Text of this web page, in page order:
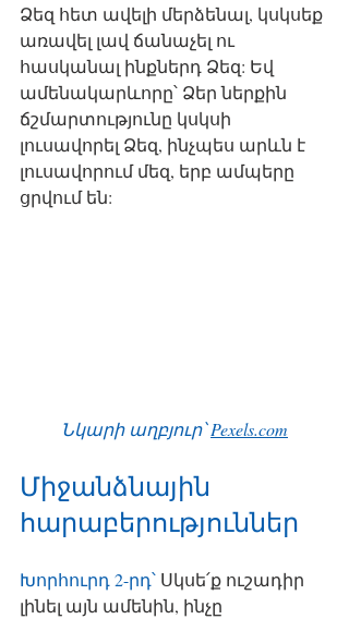
Ձեզ հետ ավելի մերձենալ, կսկսեք
առավել լավ ճանաչել ու
հասկանալ ինքներդ Ձեզ: Եվ
ամենակարևորը՝ Ձեր ներքին
ճշմարտությունը կսկսի
լուսավորել Ձեզ, ինչպես արևն է
լուսավորում մեզ, երբ ամպերը
ցրվում են:
Նկարի աղբյուր՝ Pexels.com
Միջանձնային
հարաբերություններ
Խորհուրդ 2-րդ՝ Սկսե՛ք ուշադիր
լինել այն ամենին, ինչը